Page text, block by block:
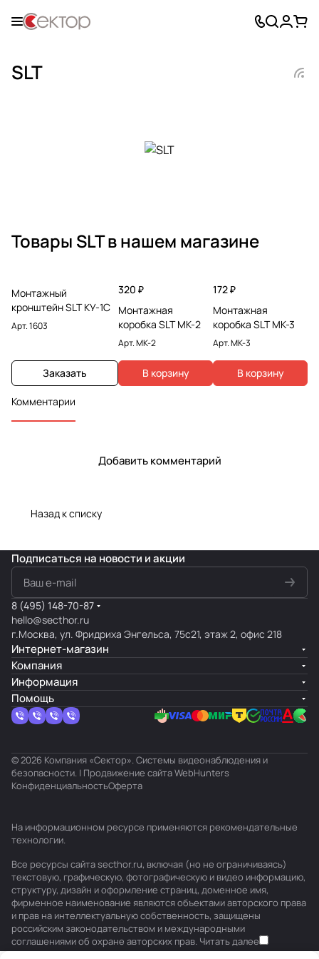
SLT
Товары SLT в нашем магазине
Монтажный
кронштейн SLT КУ-1С
Арт.1603
Заказать
320 ₽
Монтажная
коробка SLT МК-2
Арт.МК-2
В корзину
172 ₽
Монтажная
коробка SLT МК-3
Арт.МК-3
В корзину
Комментарии
Добавить комментарий
Назад к списку
Подписаться на новости и акции
8 (495) 148-70-87
hello@secthor.ru
г.Москва, ул. Фридриха Энгельса, 75с21, этаж 2, офис 218
Интернет-магазин
Компания
Информация
Помощь
© 2026 Компания «Сектор». Системы видеонаблюдения и
безопасности. | Продвижение сайтаWebHunters
КонфиденциальностьОферта
На информационном ресурсе применяются рекомендательные
технологии.
Все ресурсы сайта secthor.ru, включая (но не ограничиваясь)
текстовую, графическую, фотографическую и видео информацию,
структуру, дизайн и оформление страниц, доменное имя,
фирменное наименование являются объектами авторского права
и прав на интеллектуальную собственность, защищены
российским законодательством и международными
соглашениями об охране авторских прав. Читать далее